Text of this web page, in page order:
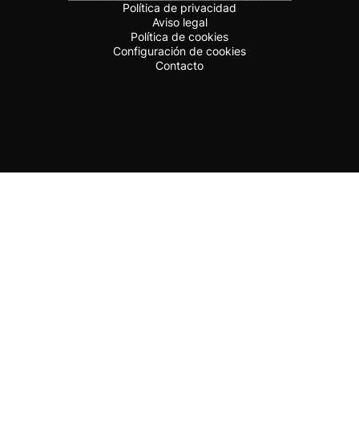
Política de privacidad
Aviso legal
Política de cookies
Configuración de cookies
Contacto